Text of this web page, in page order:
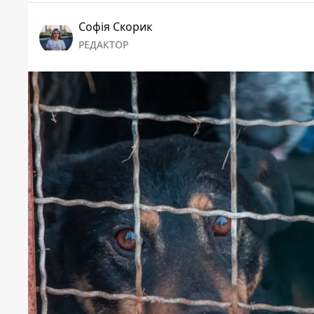
Софія Скорик
РЕДАКТОР